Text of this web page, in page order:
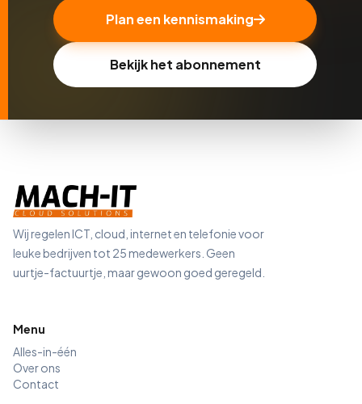
Plan een kennismaking
Bekijk het abonnement
Wij regelen ICT, cloud, internet en telefonie voor
leuke bedrijven tot 25 medewerkers. Geen
uurtje-factuurtje, maar gewoon goed geregeld.
Menu
Alles-in-één
Over ons
Contact